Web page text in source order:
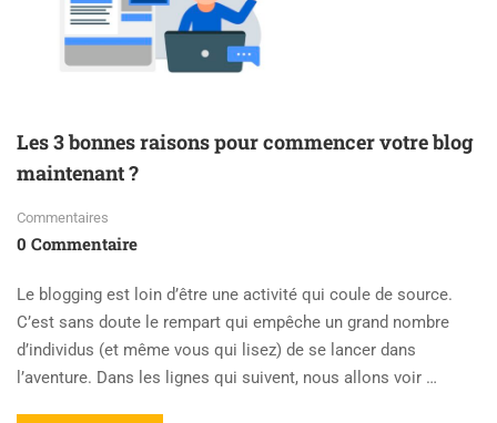
Les 3 bonnes raisons pour commencer votre blog
maintenant ?
Commentaires
0 Commentaire
Le blogging est loin d’être une activité qui coule de source.
C’est sans doute le rempart qui empêche un grand nombre
d’individus (et même vous qui lisez) de se lancer dans
l’aventure. Dans les lignes qui suivent, nous allons voir …